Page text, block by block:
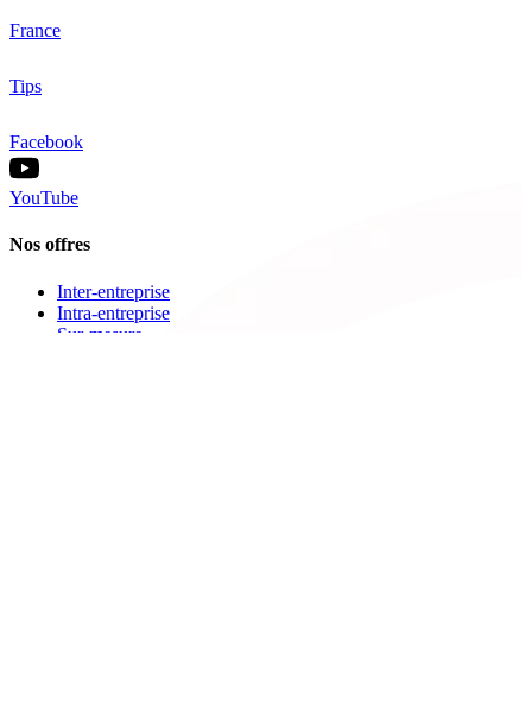
France
Tips
Facebook
YouTube
Nos offres
Inter-entreprise
Intra-entreprise
Sur-mesure